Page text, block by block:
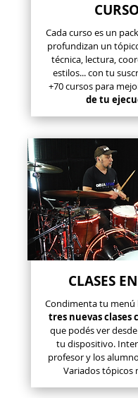
Cada curso es un
profundizan un
técnica, lectura,
estilos... con tu
+70 cursos para
de tu
CLASES
Condimenta tu menú
tres nuevas clases
que podés ver
tu dispositivo.
profesor y los
Variados tópicos